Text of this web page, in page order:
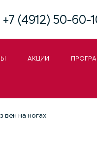
+7 (4912) 50-60-
АКЦИИ
вен на ногах